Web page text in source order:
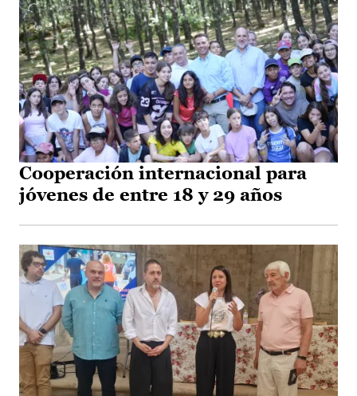
Cooperación internacional para
jóvenes de entre 18 y 29 años